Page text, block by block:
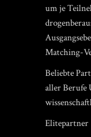
um je
Matching-
Beliebte
aller Berufe
Elitepartner